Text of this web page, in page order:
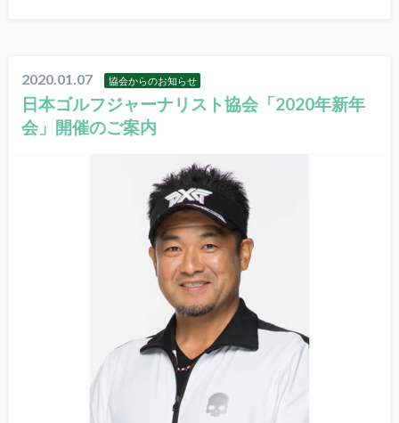
2020.01.07 協会からのお知らせ
日本ゴルフジャーナリスト協会「2020年新年
会」開催のご案内